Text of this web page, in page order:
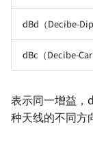
dBd（Decibe-
dBc（Decibe-
表示同一增益，
种天线的不同方